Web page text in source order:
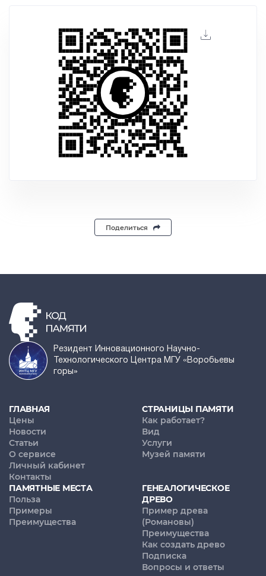
Поделиться
Резидент Инновационного Научно-
Технологического Центра МГУ «Воробьевы
горы»
ГЛАВНАЯ
Цены
Новости
Статьи
О сервисе
Личный кабинет
Контакты
СТРАНИЦЫ ПАМЯТИ
Как работает?
Вид
Услуги
Музей памяти
ПАМЯТНЫЕ МЕСТА
Польза
Примеры
Преимущества
ГЕНЕАЛОГИЧЕСКОЕ
ДРЕВО
Пример древа
(Романовы)
Преимущества
Как создать древо
Подписка
Вопросы и ответы